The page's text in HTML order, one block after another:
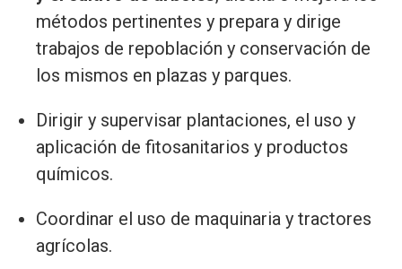
métodos pertinentes y prepara y dirige
trabajos de repoblación y conservación de
los mismos en plazas y parques.
Dirigir y supervisar plantaciones, el uso y
aplicación de fitosanitarios y productos
químicos.
Coordinar el uso de maquinaria y tractores
agrícolas.